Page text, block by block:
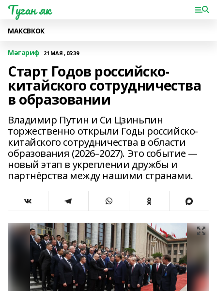
Туган як
МАКСВКОК
Мәгариф 21 МАЯ , 05:39
Старт Годов российско-
китайского сотрудничества
в образовании
Владимир Путин и Си Цзиньпин
торжественно открыли Годы российско-
китайского сотрудничества в области
образования (2026–2027). Это событие —
новый этап в укреплении дружбы и
партнёрства между нашими странами.